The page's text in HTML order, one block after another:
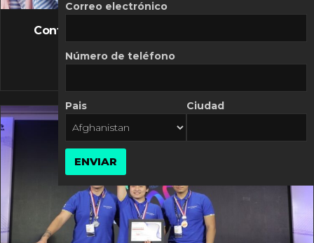
FLASH NEWS
Controversia de Mercado Libre por costos
10 MARZO, 2026
Correo electrónico
Número de teléfono
Pais Ciudad
ENVIAR